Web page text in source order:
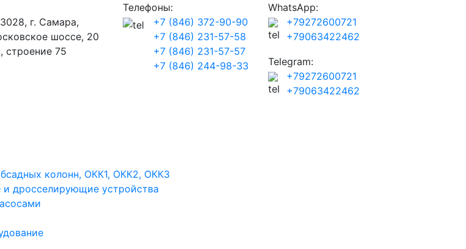
г. Самара,
шоссе, 20
строение 75
Телефоны:
+7 (846) 372-90-90
+7 (846) 231-57-58
+7 (846) 231-57-57
+7 (846) 244-98-33
WhatsApp:
+79272600721
+79063422462
Telegram:
+79272600721
+79063422462
колонн, ОКК1, ОКК2, ОКК3
дросселирующие устройства